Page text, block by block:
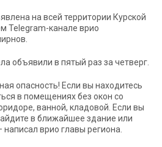
на всей территории Курской
Telegram-канале врио
объявили в пятый раз за четверг.
опасность! Если вы находитесь
в помещениях без окон со
ванной, кладовой. Если вы
в ближайшее здание или
врио главы региона.